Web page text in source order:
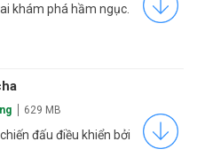
khám phá hầm ngục.
629 MB
đấu điều khiển bởi